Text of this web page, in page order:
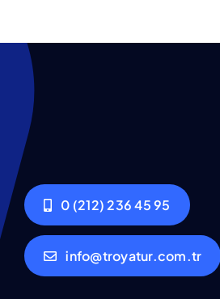
0 (212) 236 45 95
info@troyatur.com.tr